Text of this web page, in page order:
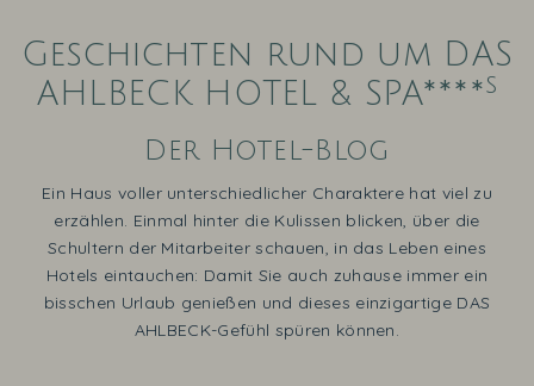
Geschichten rund um DAS
AHLBECK HOTEL & SPA****s
Der Hotel-Blog
Ein Haus voller unterschiedlicher Charaktere hat viel zu
erzählen. Einmal hinter die Kulissen blicken, über die
Schultern der Mitarbeiter schauen, in das Leben eines
Hotels eintauchen: Damit Sie auch zuhause immer ein
bisschen Urlaub genießen und dieses einzigartige DAS
AHLBECK-Gefühl spüren können.